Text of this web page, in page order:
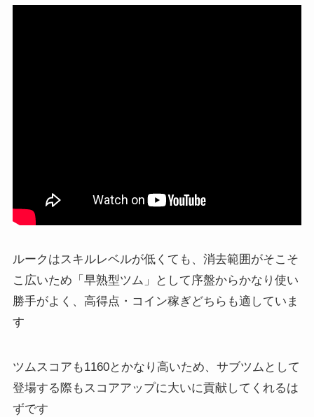
ルークはスキルレベルが低くても、消去範囲がそこそ
こ広いため「早熟型ツム」として序盤からかなり使い
勝手がよく、高得点・コイン稼ぎどちらも適していま
す
ツムスコアも1160とかなり高いため、サブツムとして
登場する際もスコアアップに大いに貢献してくれるは
ずです